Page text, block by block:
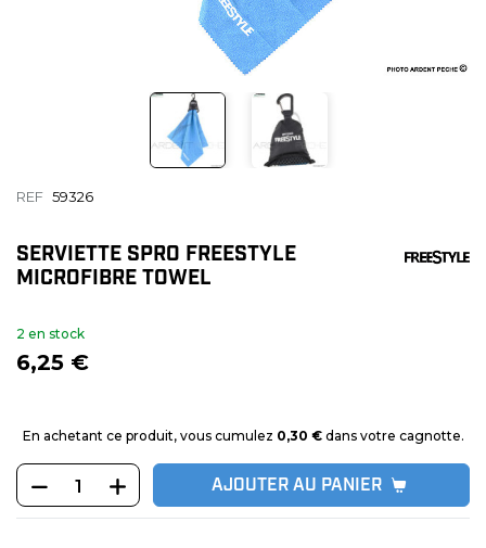
REF 59326
SERVIETTE SPRO FREESTYLE
MICROFIBRE TOWEL
2 en stock
6,25 €
En achetant ce produit, vous cumulez 0,30 €dans votre cagnotte.
AJOUTER AU PANIER